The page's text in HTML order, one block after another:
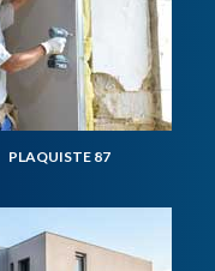
PLAQUISTE 87